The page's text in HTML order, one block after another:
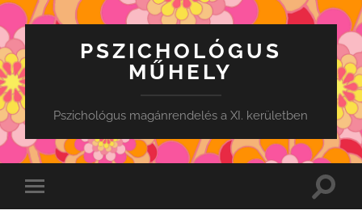
PSZICHOLÓGUS
MŰHELY
Pszichológus magánrendelés a XI. kerületben
Toggle
mobile
Toggle